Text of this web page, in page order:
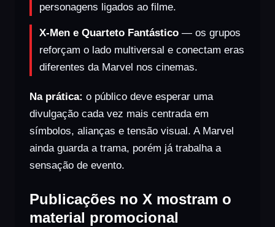
personagens ligados ao filme.
X-Men e Quarteto Fantástico — os grupos
reforçam o lado multiversal e conectam eras
diferentes da Marvel nos cinemas.
Na prática: o público deve esperar uma
divulgação cada vez mais centrada em
símbolos, alianças e tensão visual. A Marvel
ainda guarda a trama, porém já trabalha a
sensação de evento.
Publicações no X mostram o
material promocional